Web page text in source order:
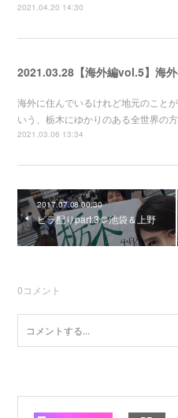
2021.04.20 14:30
海外に住んでいるけれど地元のこと
いう、栃木にゆかりのある全世界の
2021.03.06 13:34
2017.07.08 00:30
ビラ配りpart.3＠池袋＆上野
0コメント